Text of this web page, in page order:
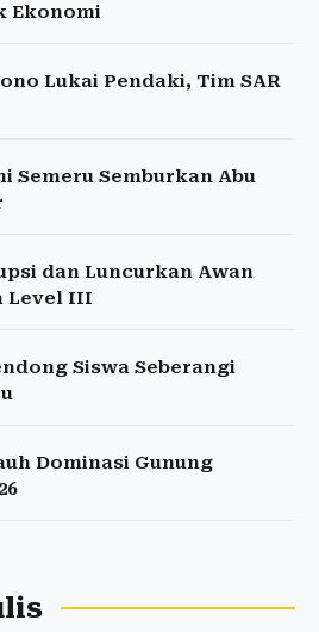
Ekonomi
Lukai Pendaki, Tim SAR
Semeru Semburkan Abu
dan Luncurkan Awan
Level III
Siswa Seberangi
Dominasi Gunung